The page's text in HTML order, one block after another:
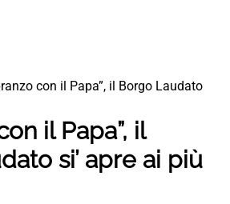
con il Papa”, il Borgo Laudato
il Papa”, il
si’ apre ai più